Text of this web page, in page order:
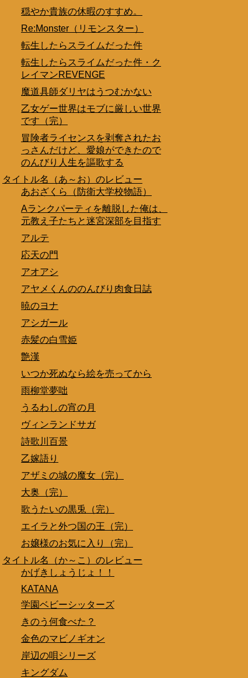
穏やか貴族の休暇のすすめ。
Re:Monster（リモンスター）
転生したらスライムだった件
転生したらスライムだった件・ク
レイマンREVENGE
魔道具師ダリヤはうつむかない
乙女ゲー世界はモブに厳しい世界
です（完）
冒険者ライセンスを剥奪されたお
っさんだけど、愛娘ができたので
のんびり人生を謳歌する
タイトル名（あ～お）のレビュー
あおざくら（防衛大学校物語）
Aランクパーティを離脱した俺は、
元教え子たちと迷宮深部を目指す
アルテ
応天の門
アオアシ
アヤメくんののんびり肉食日誌
暁のヨナ
アシガール
赤髪の白雪姫
艶漢
いつか死ぬなら絵を売ってから
雨柳堂夢咄
うるわしの宵の月
ヴィンランドサガ
詩歌川百景
乙嫁語り
アザミの城の魔女（完）
大奥（完）
歌うたいの黒兎（完）
エイラと外つ国の王（完）
お嬢様のお気に入り（完）
タイトル名（か～こ）のレビュー
かげきしょうじょ！！
KATANA
学園ベビーシッターズ
きのう何食べた？
金色のマビノギオン
岸辺の唄シリーズ
キングダム